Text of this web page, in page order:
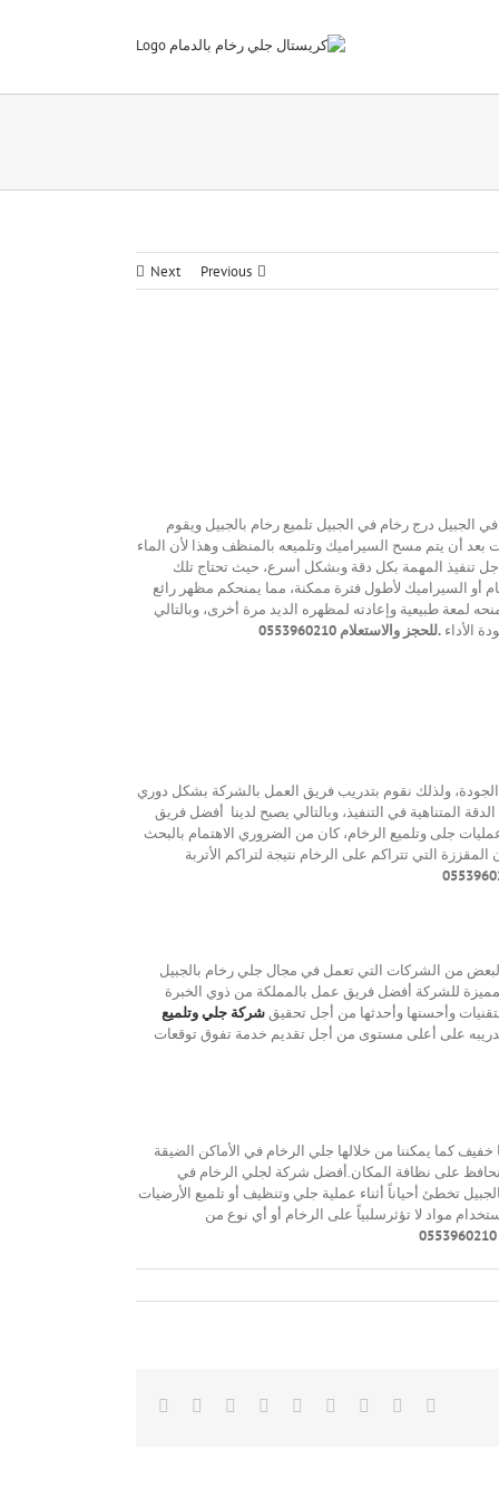
Previous
Next
درج رخام في الجبيل تلميع رخام بالجبيل ويقوم
بعد أن يتم مسح السيراميك وتلميعه بالمنظف وهذا لأن الماء
تنفيذ المهمة بكل دقة وبشكل أسرع، حيث تحتاج تلك
أو السيراميك لأطول فترة ممكنة، مما يمنحكم مظهر رائع
لمعة طبيعية وإعادته لمظهره الديد مرة أخرى، وبالتالي
الأداء .للحجز والاستعلام 0553960210
ولذلك نقوم بتدريب فريق العمل بالشركة بشكل دوري
المتناهية في التنفيذ، وبالتالي يصبح لدينا أفضل فريق
جلى وتلميع الرخام، كان من الضروري الاهتمام بالبحث
التي تتراكم على الرخام نتيجة لتراكم الأتربة
من الشركات التي تعمل في مجال جلي رخام بالجبيل
للشركة أفضل فريق عمل بالمملكة من ذوي الخبرة
وأحسنها وأحدثها من أجل تحقيقشركة جلي وتلميع
تدريبه على أعلى مستوى من أجل تقديم خدمة تفوق توقعات
كما يمكننا من خلالها جلي الرخام في الأماكن الضيقة
نحافظ على نظافة المكان.أفضل شركة لجلي الرخام في
تخطئ أحياناً أثناء عملية جلي وتنظيف أو تلميع الأرضيات
مواد لا تؤثرسلبياً على الرخام أو أي نوع من
Facebook
Twitter
LinkedIn
Reddit
Whatsapp
Tumblr
Pinterest